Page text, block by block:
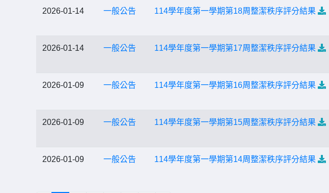
2026-01-14 一般公告 114學年度第一學期第18周整潔秩序評分結果
2026-01-14 一般公告 114學年度第一學期第17周整潔秩序評分結果
2026-01-09 一般公告 114學年度第一學期第16周整潔秩序評分結果
2026-01-09 一般公告 114學年度第一學期第15周整潔秩序評分結果
2026-01-09 一般公告 114學年度第一學期第14周整潔秩序評分結果